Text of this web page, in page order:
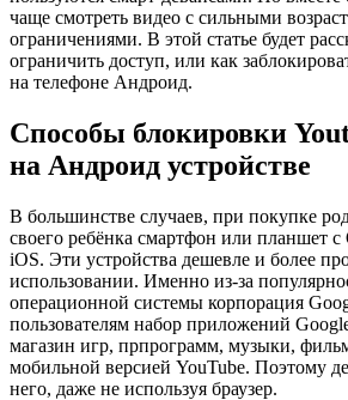
чаще смотреть видео с сильными
ограничениями. В этой статье будет
ограничить доступ, или как
на телефоне Андроид.
Способы блокировки
на Андроид устройстве
В большинстве случаев, при покупке
своего ребёнка смартфон или планшет
iOS. Эти устройства дешевле и более
использовании. Именно из-за
операционной системы корпорация
пользователям набор приложений
магазин игр, прпрограмм, музыки,
мобильной версией YouTube. Поэтому
него, даже не используя браузер.